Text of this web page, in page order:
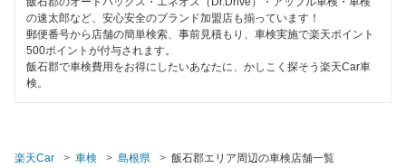
江津市
仁多郡
土日祝OK
代車あり
引取り・納車あり
1日車検
の速太郎など、安心安全のブランド加盟店も揃っています！
郵便番号から店舗の簡単検索、事前見積もり、車検実施で楽天ポイント
500ポイントが付与されます。
飯石郡で車検費用をお得にしたいあなたに、かしこく探そう楽天Car車
検。
楽天Car 車検 島根県 飯石郡エリア周辺の車検店舗一覧